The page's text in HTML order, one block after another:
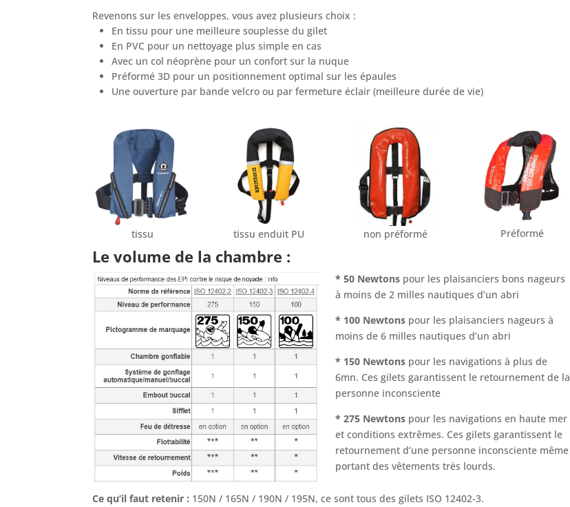
Revenons sur les enveloppes, vous avez plusieurs choix :
En tissu pour une meilleure souplesse du gilet
En PVC pour un nettoyage plus simple en cas
Avec un col néoprène pour un confort sur la nuque
Préformé 3D pour un positionnement optimal sur les épaules
Une ouverture par bande velcro ou par fermeture éclair (meilleure durée de vie)
tissu tissu enduit PU non préformé Préformé
Le volume de la chambre :
* 50 Newtons pour les plaisanciers bons nageurs
à moins de 2 milles nautiques d’un abri
* 100 Newtons pour les plaisanciers nageurs à
moins de 6 milles nautiques d’un abri
* 150 Newtons pour les navigations à plus de
6mn. Ces gilets garantissent le retournement de la
personne inconsciente
* 275 Newtons pour les navigations en haute mer
et conditions extrêmes. Ces gilets garantissent le
retournement d’une personne inconsciente même
portant des vêtements très lourds.
Ce qu’il faut retenir : 150N / 165N / 190N / 195N, ce sont tous des gilets ISO 12402-3.